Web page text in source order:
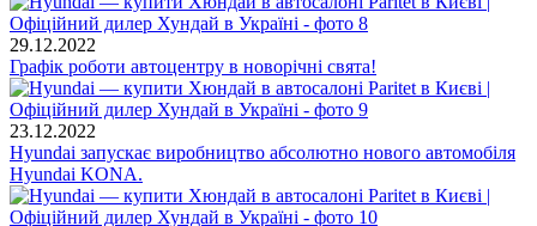
29.12.2022
Графік роботи автоцентру в новорічні свята!
23.12.2022
Hyundai запускає виробництво абсолютно нового автомобіля
Hyundai KONA.